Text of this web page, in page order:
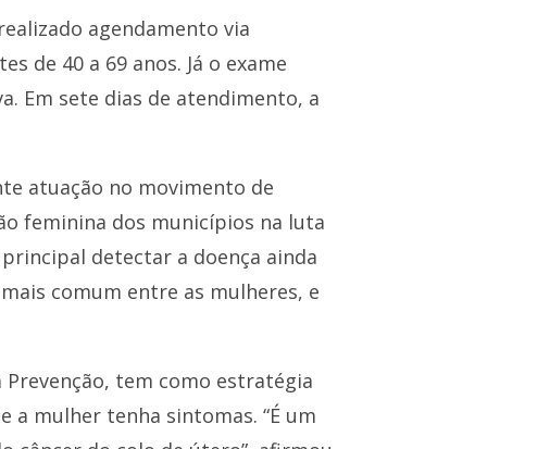
agendamento via
de 40 a 69 anos. Já o exame
Em sete dias de atendimento, a
atuação no movimento de
feminina dos municípios na luta
detectar a doença ainda
comum entre as mulheres, e
tem como estratégia
a mulher tenha sintomas. “É um